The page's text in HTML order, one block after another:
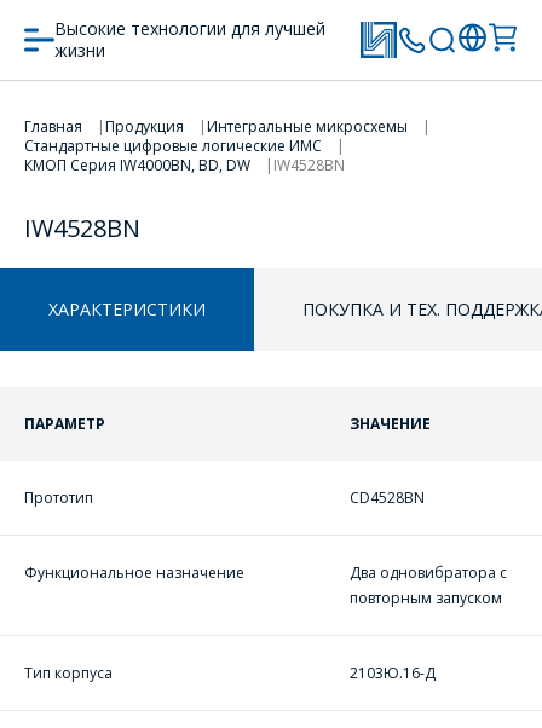
Высокие технологии для лучшей
жизни
Главная Продукция
Интегральные микросхемы
Стандартные цифровые логические ИМС
КМОП Серия IW4000BN, BD, DW
IW4528BN
IW4528BN
ХАРАКТЕРИСТИКИ ПОКУПКА И ТЕХ.
ПАРАМЕТР ЗНАЧЕНИЕ
Прототип CD4528BN
Функциональное назначение
Два одновибратора с
повторным запуском
Тип корпуса 2103Ю.16-Д
ПЕРЕЙТИ В КОРЗИНУ
для юридических лиц
лицам
осуществляются в ТД
(17) 350-94-32
ЗАДАТЬ ВОПРОС
СОТРУДНИКИ
КОМПАНИИ С
РАДОСТЬЮ